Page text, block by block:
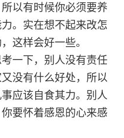
以有时候你必须要养
。实在想不起来改怎
这样会好一些。
一下，别人没有责任
没有什么好处，所以
应该自食其力。别人
要怀着感恩的心来感